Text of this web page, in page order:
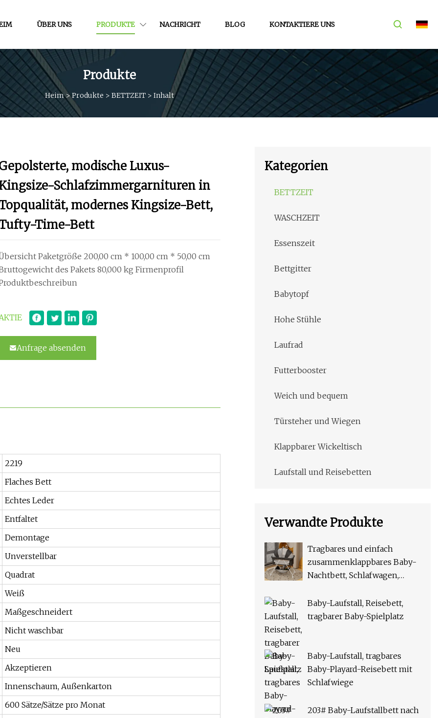
ÜBER UNS PRODUKTE NACHRICHT BLOG KONTAKTIERE UNS
Produkte
Heim>Produkte > BETTZEIT > Inhalt
modische Luxus-
Schlafzimmergarnituren in
modernes Kingsize-Bett,
Time-Bett
Paketgröße 200,00 cm * 100,00 cm * 50,00 cm
des Pakets 80,000 kg Firmenprofil
Anfrage absenden
2219
Flaches Bett
Echtes Leder
Entfaltet
Demontage
Unverstellbar
Quadrat
Weiß
Maßgeschneidert
Nicht waschbar
Neu
Akzeptieren
Innenschaum, Außenkarton
600 Sätze/Sätze pro Monat
Kategorien
BETTZEIT
WASCHZEIT
Essenszeit
Bettgitter
Babytopf
Hohe Stühle
Laufrad
Futterbooster
Weich und bequem
Türsteher und Wiegen
Klappbarer Wickeltisch
Laufstall und Reisebetten
Verwandte Produkte
Tragbares und einfach
zusammenklappbares Baby-
Nachtbett, Schlafwagen,
Reisebett
Baby-Laufstall, Reisebett,
tragbarer Baby-Spielplatz
Baby-Laufstall, tragbares
Baby-Playard-Reisebett mit
Schlafwiege
203# Baby-Laufstallbett nach